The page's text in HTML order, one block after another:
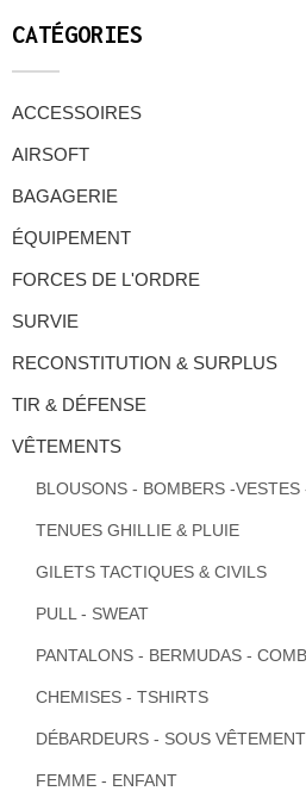
CATÉGORIES
ACCESSOIRES
AIRSOFT
BAGAGERIE
ÉQUIPEMENT
FORCES DE L'ORDRE
SURVIE
RECONSTITUTION & SURPLUS
TIR & DÉFENSE
VÊTEMENTS
BLOUSONS - BOMBERS -VESTES
TENUES GHILLIE & PLUIE
GILETS TACTIQUES & CIVILS
PULL - SWEAT
PANTALONS - BERMUDAS -
CHEMISES - TSHIRTS
DÉBARDEURS - SOUS
FEMME - ENFANT